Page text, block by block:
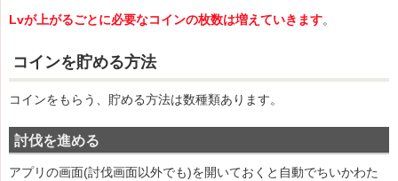
Lvが上がるごとに必要なコインの枚数は増えていきます。
コインを貯める方法
コインをもらう、貯める方法は数種類あります。
討伐を進める
アプリの画面(討伐画面以外でも)を開いておくと自動でちいかわた